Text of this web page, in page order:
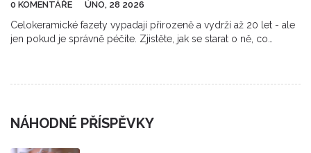
0 KOMENTÁŘE ÚNO, 28 2026
Celokeramické fazety vypadají přirozeně a vydrží až 20 let - ale
jen pokud je správně péčíte. Zjistěte, jak se starat o ně, co
NÁHODNÉ PŘÍSPĚVKY